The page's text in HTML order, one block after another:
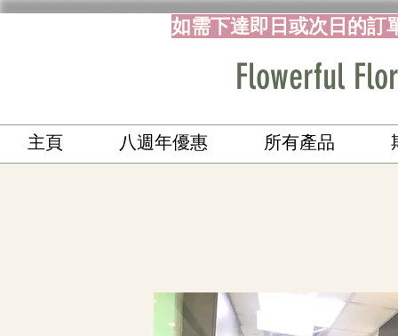
如需下達即日或次日的訂
Flowerful
主頁 八週年優惠 所有產品